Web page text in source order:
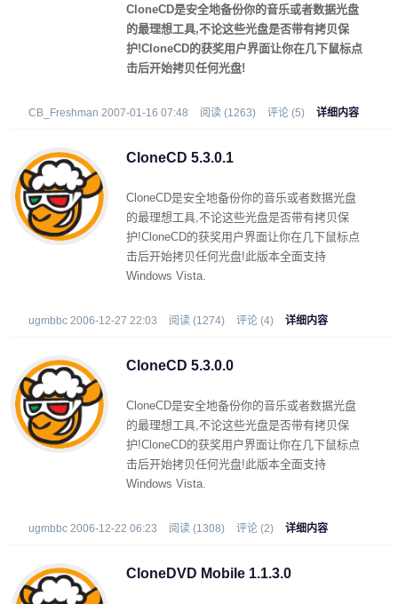
CloneCD是安全地备份你的音乐或者数据光盘
的最理想工具,不论这些光盘是否带有拷贝保
护!CloneCD的获奖用户界面让你在几下鼠标点
击后开始拷贝任何光盘!
CB_Freshman 2007-01-16 07:48 阅读 (1263) 评论 (5) 详细内容
CloneCD 5.3.0.1
CloneCD是安全地备份你的音乐或者数据光盘
的最理想工具,不论这些光盘是否带有拷贝保
护!CloneCD的获奖用户界面让你在几下鼠标点
击后开始拷贝任何光盘!此版本全面支持
Windows Vista.
ugmbbc 2006-12-27 22:03 阅读 (1274) 评论 (4) 详细内容
CloneCD 5.3.0.0
CloneCD是安全地备份你的音乐或者数据光盘
的最理想工具,不论这些光盘是否带有拷贝保
护!CloneCD的获奖用户界面让你在几下鼠标点
击后开始拷贝任何光盘!此版本全面支持
Windows Vista.
ugmbbc 2006-12-22 06:23 阅读 (1308) 评论 (2) 详细内容
CloneDVD Mobile 1.1.3.0